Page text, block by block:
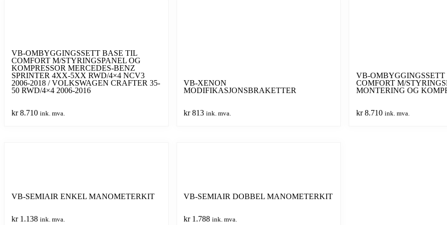
VB-OMBYGGINGSSETT BASE TIL
COMFORT M/STYRINGSPANEL OG
KOMPRESSOR MERCEDES-BENZ
SPRINTER 4XX-5XX RWD/4×4 NCV3
2006-2018 / VOLKSWAGEN CRAFTER 35-
50 RWD/4×4 2006-2016
kr8.710 ink. mva.
VB-XENON
MODIFIKASJONSBRAKETTER
kr813 ink. mva.
VB-OMBYGGINGSSETT
COMFORT M/
MONTERING OG
kr8.710 ink. mva.
VB-SEMIAIR ENKEL MANOMETERKIT
kr1.138 ink. mva.
VB-SEMIAIR DOBBEL MANOMETERKIT
kr1.788 ink. mva.